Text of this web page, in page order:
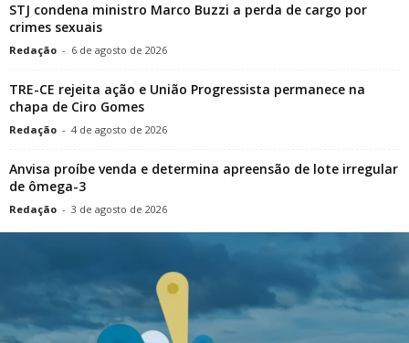
STJ condena ministro Marco Buzzi a perda de cargo por
crimes sexuais
Redação - 6 de agosto de 2026
TRE-CE rejeita ação e União Progressista permanece na
chapa de Ciro Gomes
Redação - 4 de agosto de 2026
Anvisa proíbe venda e determina apreensão de lote irregular
de ômega-3
Redação - 3 de agosto de 2026